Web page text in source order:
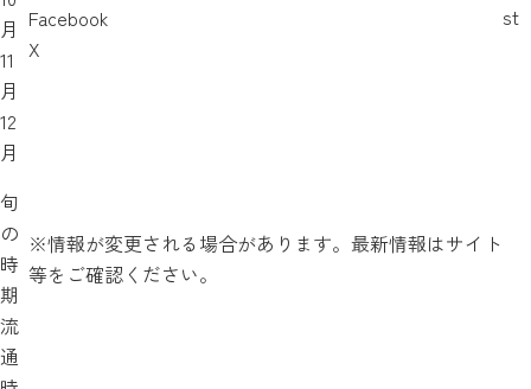
月
11
月
12
月
旬
の
時
期
流
通
Facebook
X
※情報が変更される場合があります。最新情報はサイト
等をご確認ください。
st